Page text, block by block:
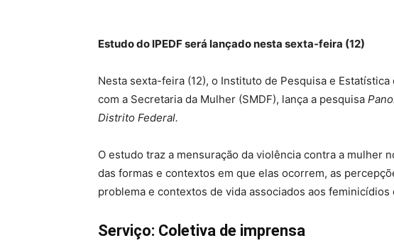
Estudo do IPEDF será lançado nesta sexta-feira (12)
Nesta sexta-feira (12), o Instituto de Pesquisa e
com a Secretaria da Mulher (SMDF), lança a pesquisa
Distrito Federal.
O estudo traz a mensuração da violência contra a mulher
das formas e contextos em que elas ocorrem, as
problema e contextos de vida associados aos feminicídios
Serviço: Coletiva de imprensa